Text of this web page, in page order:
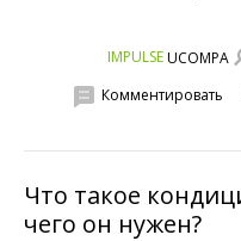
IMPULSEUCOMPA
Комментировать
Что такое
чего он нужен?